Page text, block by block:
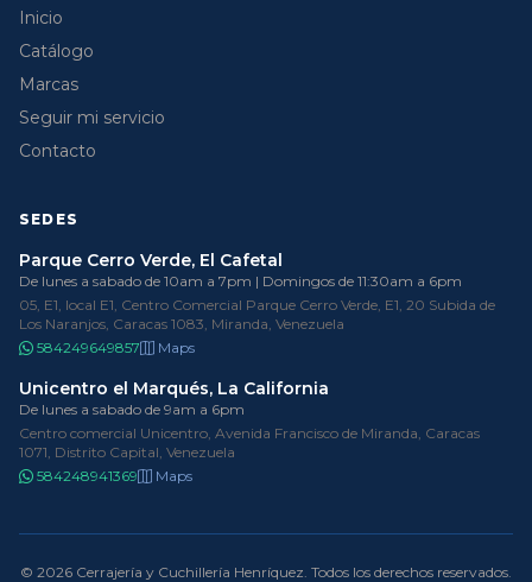
Inicio
Catálogo
Marcas
Seguir mi servicio
Contacto
SEDES
Parque Cerro Verde, El Cafetal
De lunes a sabado de 10am a 7pm | Domingos de 11:30am a 6pm
05, E1, local E1, Centro Comercial Parque Cerro Verde, E1, 20 Subida de
Los Naranjos, Caracas 1083, Miranda, Venezuela
584249649857
Maps
Unicentro el Marqués, La California
De lunes a sabado de 9am a 6pm
Centro comercial Unicentro, Avenida Francisco de Miranda, Caracas
1071, Distrito Capital, Venezuela
584248941369
Maps
© 2026 Cerrajería y Cuchillería Henríquez. Todos los derechos reservados.